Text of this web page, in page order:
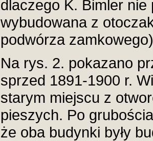
dlaczego K. Bimler nie
wybudowana z
podwórza
Na rys. 2. pokazano
sprzed 1891-1900 r.
starym miejscu z
pieszych. Po
że oba budynki były